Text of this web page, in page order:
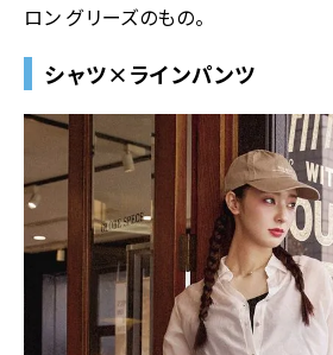
ロン グリーズのもの。
シャツ×ラインパンツ